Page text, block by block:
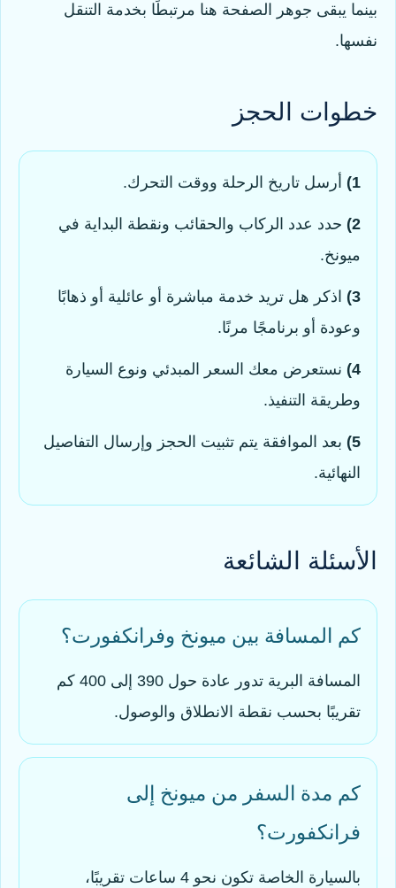
بينما يبقى جوهر الصفحة هنا مرتبطًا بخدمة التنقل
نفسها.
خطوات الحجز
1) أرسل تاريخ الرحلة ووقت التحرك.
2) حدد عدد الركاب والحقائب ونقطة البداية في
ميونخ.
3)
اذكر هل تريد خدمة مباشرة أو عائلية أو ذهابًا
وعودة أو برنامجًا مرنًا.
4) نستعرض معك السعر المبدئي ونوع السيارة
وطريقة التنفيذ.
5) بعد الموافقة يتم تثبيت الحجز وإرسال التفاصيل
النهائية.
الأسئلة الشائعة
كم المسافة بين ميونخ وفرانكفورت؟
المسافة البرية تدور عادة حول 390 إلى 400 كم
تقريبًا بحسب نقطة الانطلاق والوصول.
كم مدة السفر من ميونخ إلى
فرانكفورت؟
بالسيارة الخاصة تكون نحو 4 ساعات تقريبًا،